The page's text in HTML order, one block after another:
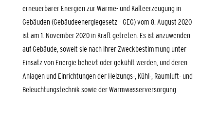
erneuerbarer Energien zur Wärme- und Kälteerzeugung in
Gebäuden (Gebäudeenergiegesetz – GEG) vom 8. August 2020
ist am 1. November 2020 in Kraft getreten. Es ist anzuwenden
auf Gebäude, soweit sie nach ihrer Zweckbestimmung unter
Einsatz von Energie beheizt oder gekühlt werden, und deren
Anlagen und Einrichtungen der Heizungs-, Kühl-, Raumluft- und
Beleuchtungstechnik sowie der Warmwasserversorgung.